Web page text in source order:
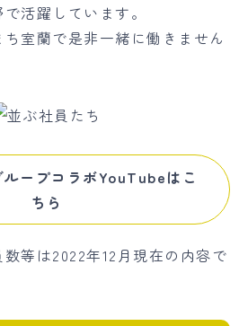
活躍しています。
室蘭で是非一緒に働きません
ープコラボYouTubeはこ
ちら
数等は2022年12月現在の内容で